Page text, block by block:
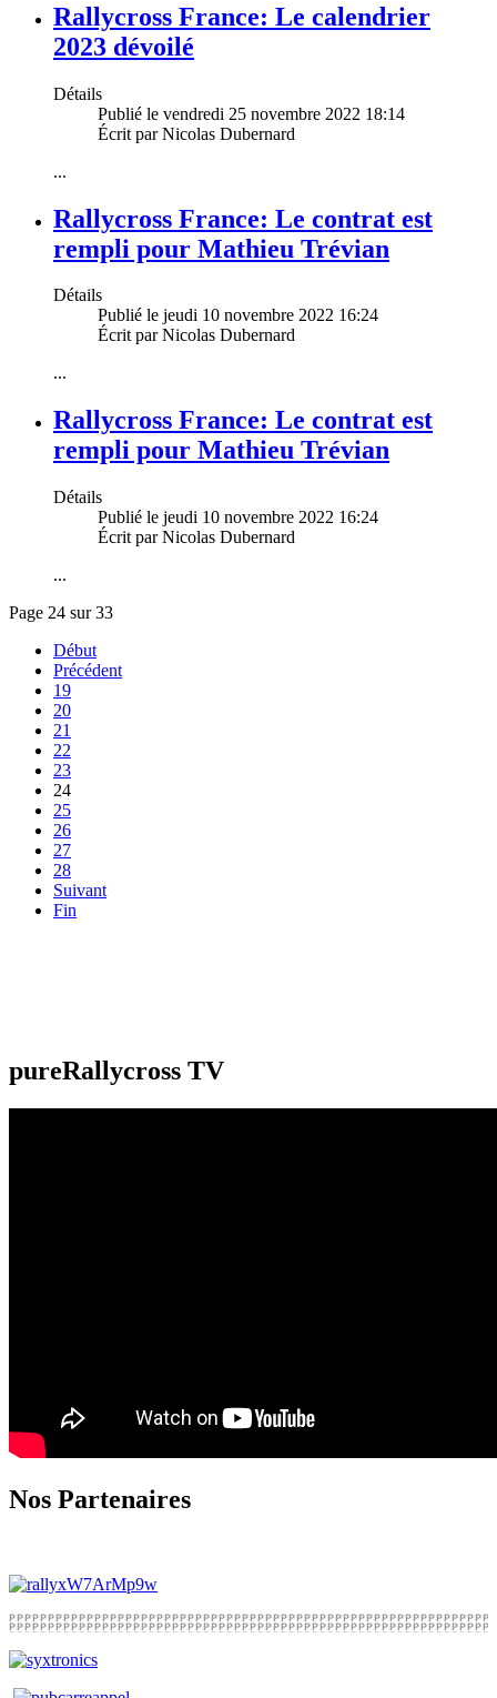
Rallycross France: Le calendrier
2023 dévoilé
Détails
Publié le vendredi 25 novembre 2022 18:14
Écrit par Nicolas Dubernard
...
Rallycross France: Le contrat est
rempli pour Mathieu Trévian
Détails
Publié le jeudi 10 novembre 2022 16:24
Écrit par Nicolas Dubernard
...
Rallycross France: Le contrat est
rempli pour Mathieu Trévian
Détails
Publié le jeudi 10 novembre 2022 16:24
Écrit par Nicolas Dubernard
...
Page 24 sur 33
Début
Précédent
19
20
21
22
23
24
25
26
27
28
Suivant
Fin
pureRallycross TV
Nos Partenaires